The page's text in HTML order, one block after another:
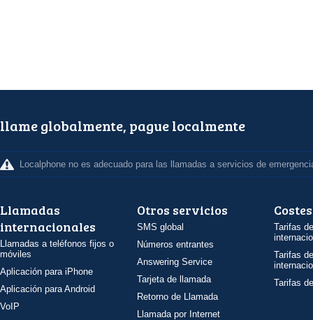
llame globalmente, pague localmente
Localphone no es adecuado para las llamadas a servicios de
Llamadas
internacionales
Llamadas a teléfonos fijos o
móviles
Aplicación para iPhone
Aplicación para Android
VoIP
Otros servicios
SMS global
Números entrantes
Answering Service
Tarjeta de llamada
Retorno de Llamada
Llamada por Internet
Costes
Tarifas
Tarifas
Tarifas